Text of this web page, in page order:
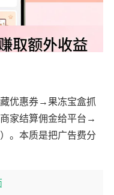
优惠券→果冻宝盒抓
家结算佣金给平台→
。本质是把广告费分